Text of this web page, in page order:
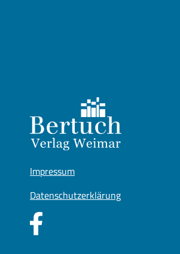
Impressum
Datenschutzerklärung